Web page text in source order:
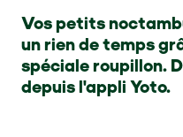
Vos petits
un rien de temps
spéciale roupillon.
depuis l'appli Yoto.